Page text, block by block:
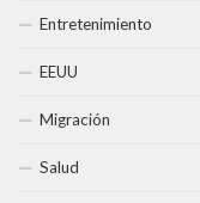
Entretenimiento
EEUU
Migración
Salud